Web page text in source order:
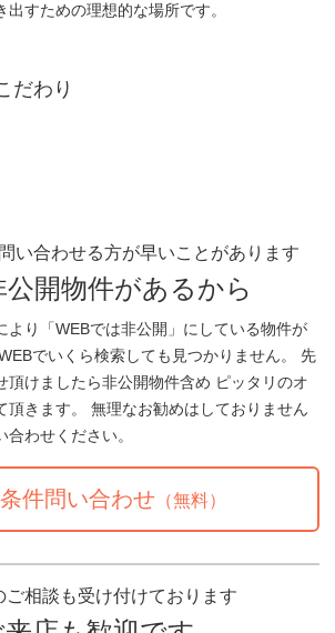
すための理想的な場所です。
だわり
い合わせる方が早いことがあります
公開物件があるから
より「WEBでは非公開」にしている物件が
でいくら検索しても見つかりません。 先
頂けましたら非公開物件含め ピッタリのオ
頂きます。 無理なお勧めはしておりません
わせください。
件問い合わせ （無料）
ご相談も受け付けております